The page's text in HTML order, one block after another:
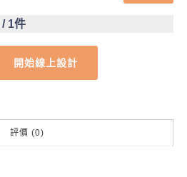
1件
開始線上設計
評價 (0)